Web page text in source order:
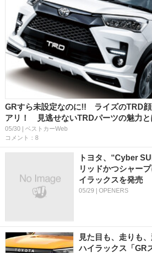
GRすら未設定なのに!! ライズのTRD
アリ！ 見逃せないTRDパーツの魅力と
05/30 | ベストカーWeb
コメント：8
トヨタ、“Cyber
リッドかつシャー
イラックスを発売
05/29 | OPENERS
見た目も、走りも
ハイラックス「GR